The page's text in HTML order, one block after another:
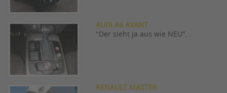
AUDI A6 AVANT
"Der sieht ja aus wie NEU"...
RENAULT MASTER